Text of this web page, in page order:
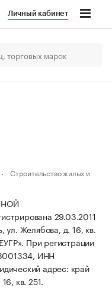
Личный кабинет
Строительство жилых и
29.03.2011
ул. Желябова, д. 16, кв.
При регистрации
ИНН
адрес: край
кв. 251.